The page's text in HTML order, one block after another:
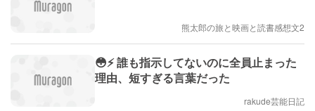
熊太郎の旅と映画と読書感想文2
😳⚡ 誰も指示してないのに全員止まった
理由、短すぎる言葉だった
rakude芸能日記